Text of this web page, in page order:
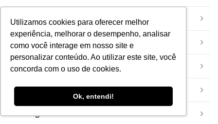
Utilizamos cookies para oferecer melhor
experiência, melhorar o desempenho, analisar
como você interage em nosso site e
personalizar conteúdo. Ao utilizar este site, você
concorda com o uso de cookies.
Ok, entendi!
Inovação
Insurtech
Mercado
Mundo
Tecnologia